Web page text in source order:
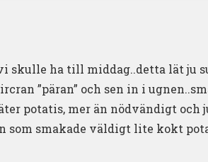
skulle ha till middag..detta lät ju
”päran” och sen in i
potatis, mer än nödvändigt
som smakade väldigt lite kokt